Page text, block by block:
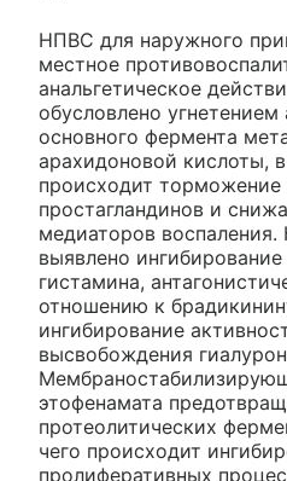
НПВС для наружного
местное
анальгетическое
обусловлено
основного фермента
арахидоновой кислоты, в
происходит торможение
простагландинов и
медиаторов
выявлено
гистамина,
отношению к
ингибирование
высвобождения
этофенамата
протеолитических
чего происходит
пролиферативных